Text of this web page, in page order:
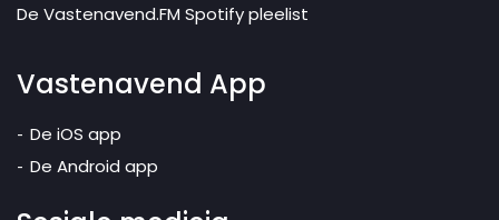
De Vastenavend.FM Spotify pleelist
Vastenavend App
De iOS app
De Android app